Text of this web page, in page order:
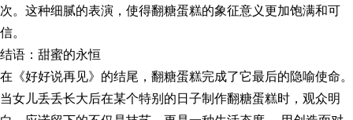
次。这种细腻的表演，使得翻糖蛋糕的象征意义更加饱满和可
信。
结语：甜蜜的永恒
在《好好说再见》的结尾，翻糖蛋糕完成了它最后的隐喻使命。
当女儿丢丢长大后在某个特别的日子制作翻糖蛋糕时，观众明